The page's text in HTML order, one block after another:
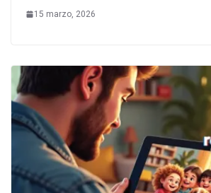
15 marzo, 2026